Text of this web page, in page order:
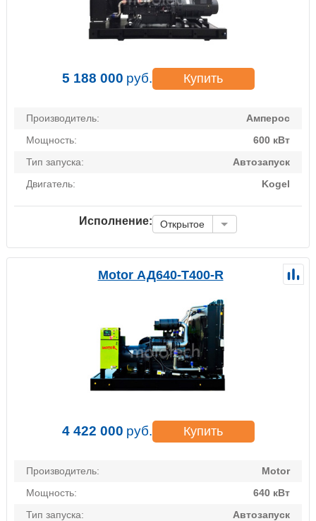
5 188 000 руб. Купить
Производитель:
Амперос
Мощность:
600 кВт
Тип запуска:
Автозапуск
Двигатель:
Kogel
Исполнение: Открытое
Motor АД640-Т400-R
4 422 000 руб. Купить
Производитель:
Motor
Мощность:
640 кВт
Тип запуска:
Автозапуск